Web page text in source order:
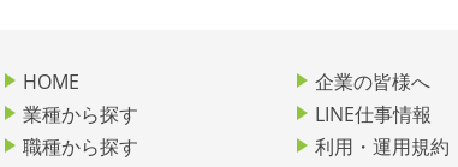
HOME
業種から探す
職種から探す
企業の皆様へ
LINE仕事情報
利用・運用規約